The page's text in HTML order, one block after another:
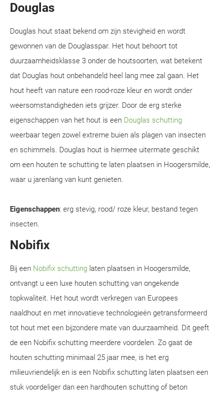
Douglas
Douglas hout staat bekend om zijn stevigheid en wordt
gewonnen van de Douglasspar. Het hout behoort tot
duurzaamheidsklasse 3 onder de houtsoorten, wat betekent
dat Douglas hout onbehandeld heel lang mee zal gaan. Het
hout heeft van nature een rood-roze kleur en wordt onder
weersomstandigheden iets grijzer. Door de erg sterke
eigenschappen van het hout is een Douglas schutting
weerbaar tegen zowel extreme buien als plagen van insecten
en schimmels. Douglas hout is hiermee uitermate geschikt
om een houten te schutting te laten plaatsen in Hoogersmilde,
waar u jarenlang van kunt genieten.
Eigenschappen: erg stevig, rood/ roze kleur, bestand tegen
insecten.
Nobifix
Bij een Nobifix schutting laten plaatsen in Hoogersmilde,
ontvangt u een luxe houten schutting van ongekende
topkwaliteit. Het hout wordt verkregen van Europees
naaldhout en met innovatieve technologieën getransformeerd
tot hout met een bijzondere mate van duurzaamheid. Dit geeft
de een Nobifix schutting meerdere voordelen. Zo gaat de
houten schutting minimaal 25 jaar mee, is het erg
milieuvriendelijk en is een Nobifix schutting laten plaatsen een
stuk voordeliger dan een hardhouten schutting of beton